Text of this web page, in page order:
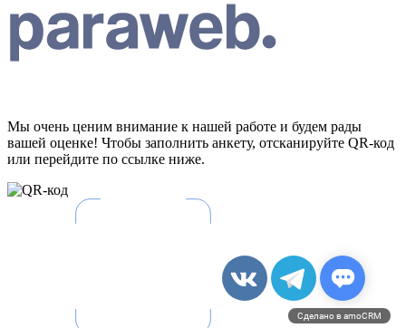
Мы очень ценим внимание к нашей работе и будем рады
вашей оценке! Чтобы заполнить анкету, отсканируйте QR-код
или перейдите по ссылке ниже.
Сделано в amoCRM